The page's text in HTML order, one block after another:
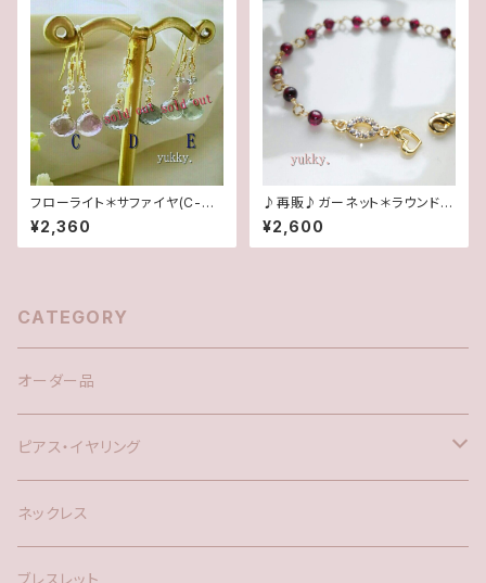
フローライト＊サファイヤ(C-D-
E)1ペア♪14kgfピアス
¥2,360
♪再販♪ガーネット＊ラウンド4
mmブレスレット
¥2,600
CATEGORY
オーダー品
ピアス・イヤリング
silver925
アメリカン
ネックレス
ブレスレット